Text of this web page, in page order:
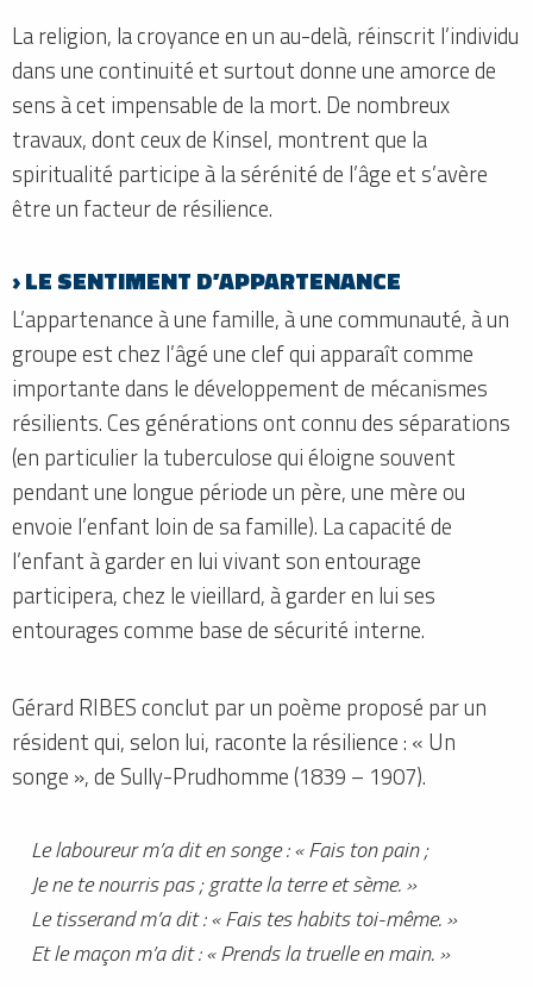
La religion, la croyance en un au-delà, réinscrit l’individu
dans une continuité et surtout donne une amorce de
sens à cet impensable de la mort. De nombreux
travaux, dont ceux de Kinsel, montrent que la
spiritualité participe à la sérénité de l’âge et s’avère
être un facteur de résilience.
› LE SENTIMENT D’APPARTENANCE
L’appartenance à une famille, à une communauté, à un
groupe est chez l’âgé une clef qui apparaît comme
importante dans le développement de mécanismes
résilients. Ces générations ont connu des séparations
(en particulier la tuberculose qui éloigne souvent
pendant une longue période un père, une mère ou
envoie l’enfant loin de sa famille). La capacité de
l’enfant à garder en lui vivant son entourage
participera, chez le vieillard, à garder en lui ses
entourages comme base de sécurité interne.
Gérard RIBES conclut par un poème proposé par un
résident qui, selon lui, raconte la résilience : « Un
songe », de Sully-Prudhomme (1839 – 1907).
Le laboureur m’a dit en songe : « Fais ton pain ;
Je ne te nourris pas ; gratte la terre et sème. »
Le tisserand m’a dit : « Fais tes habits toi-même. »
Et le maçon m’a dit : « Prends la truelle en main. »